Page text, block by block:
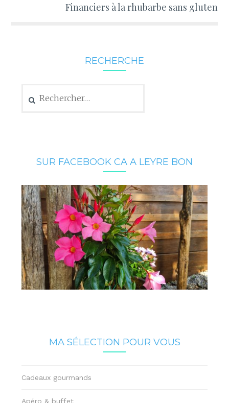
Financiers à la rhubarbe sans gluten
RECHERCHE
SUR FACEBOOK CA A LEYRE BON
MA SÉLECTION POUR VOUS
Cadeaux gourmands
Apéro & buffet